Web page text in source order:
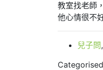
教室找老師
他心情很不
兒子問,